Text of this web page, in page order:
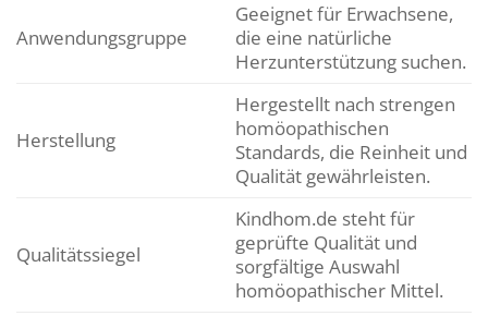
Anwendungsgruppe
Geeignet für Erwachsene,
die eine natürliche
Herzunterstützung suchen.
Herstellung
Hergestellt nach strengen
homöopathischen
Standards, die Reinheit und
Qualität gewährleisten.
Qualitätssiegel
Kindhom.de steht für
geprüfte Qualität und
sorgfältige Auswahl
homöopathischer Mittel.